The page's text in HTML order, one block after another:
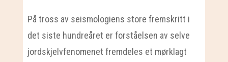
På tross av seismologiens store fremskritt i
det siste hundreåret er forståelsen av selve
jordskjelvfenomenet fremdeles et mørklagt